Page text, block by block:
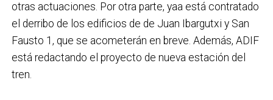
otras actuaciones. Por otra parte, yaa está contratado
el derribo de los edificios de de Juan Ibargutxi y San
Fausto 1, que se acometerán en breve. Además, ADIF
está redactando el proyecto de nueva estación del
tren.